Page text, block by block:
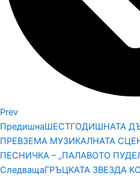
Prev
ПредишнаШЕСТГОДИШНАТА
ПРЕВЗЕМА МУЗИКАЛНАТА
ПЕСНИЧКА – „ПАЛАВОТО
СледващаГРЪЦКАТА ЗВЕЗДА